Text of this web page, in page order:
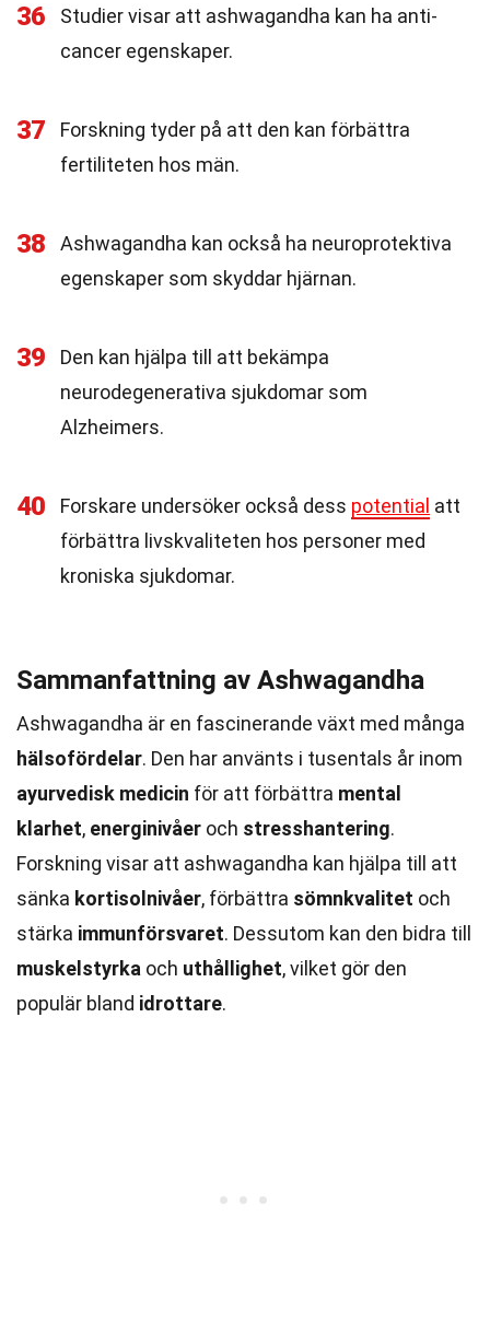
36
Studier visar att ashwagandha kan ha anti-
cancer egenskaper.
37
Forskning tyder på att den kan förbättra
fertiliteten hos män.
38
Ashwagandha kan också ha neuroprotektiva
egenskaper som skyddar hjärnan.
39
Den kan hjälpa till att bekämpa
neurodegenerativa sjukdomar som
Alzheimers.
40 Forskare undersöker också dess potential att
förbättra livskvaliteten hos personer med
kroniska sjukdomar.
Sammanfattning av Ashwagandha
Ashwagandha är en fascinerande växt med många
hälsofördelar. Den har använts i tusentals år inom
ayurvedisk medicin för att förbättra mental
klarhet, energinivåer och stresshantering.
Forskning visar att ashwagandha kan hjälpa till att
sänka kortisolnivåer, förbättra sömnkvalitet och
stärka immunförsvaret. Dessutom kan den bidra till
muskelstyrka och uthållighet, vilket gör den
populär bland idrottare.